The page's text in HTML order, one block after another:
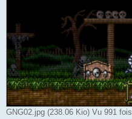
GNG02.jpg (238.06 Kio) Vu 991 fois